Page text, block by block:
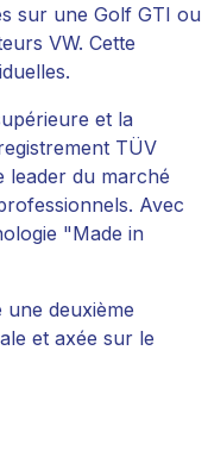
sur une Golf GTI ou
VW. Cette
et la
TÜV
leader du marché
Avec
"Made in
deuxième
et axée sur le